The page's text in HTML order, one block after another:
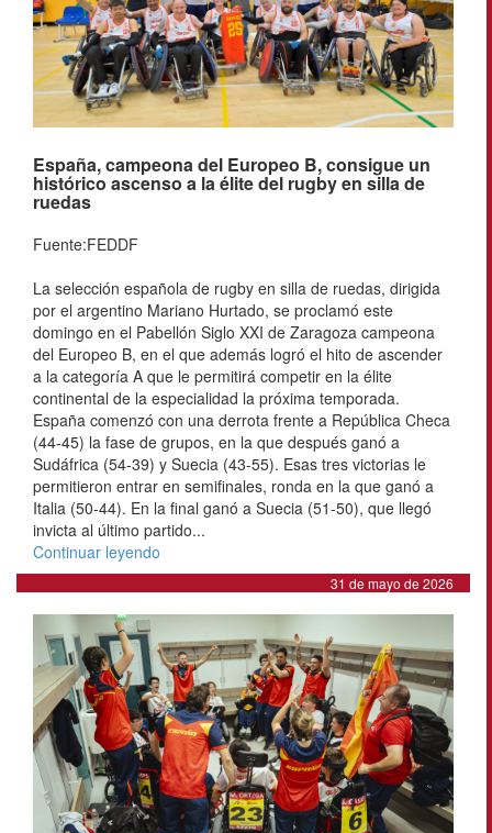
España, campeona del Europeo B, consigue un
histórico ascenso a la élite del rugby en silla de
ruedas
Fuente:FEDDF
La selección española de rugby en silla de ruedas, dirigida
por el argentino Mariano Hurtado, se proclamó este
domingo en el Pabellón Siglo XXI de Zaragoza campeona
del Europeo B, en el que además logró el hito de ascender
a la categoría A que le permitirá competir en la élite
continental de la especialidad la próxima temporada.
España comenzó con una derrota frente a República Checa
(44-45) la fase de grupos, en la que después ganó a
Sudáfrica (54-39) y Suecia (43-55). Esas tres victorias le
permitieron entrar en semifinales, ronda en la que ganó a
Italia (50-44). En la final ganó a Suecia (51-50), que llegó
invicta al último partido...
Continuar leyendo
31 de mayo de 2026